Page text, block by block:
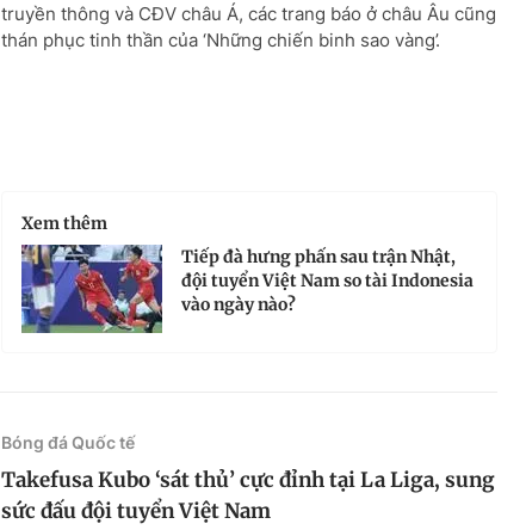
truyền thông và CĐV châu Á, các trang báo ở châu Âu cũng
thán phục tinh thần của ‘Những chiến binh sao vàng’.
Xem thêm
Tiếp đà hưng phấn sau trận Nhật,
đội tuyển Việt Nam so tài Indonesia
vào ngày nào?
Bóng đá Quốc tế
Takefusa Kubo ‘sát thủ’ cực đỉnh tại La Liga, sung
sức đấu đội tuyển Việt Nam